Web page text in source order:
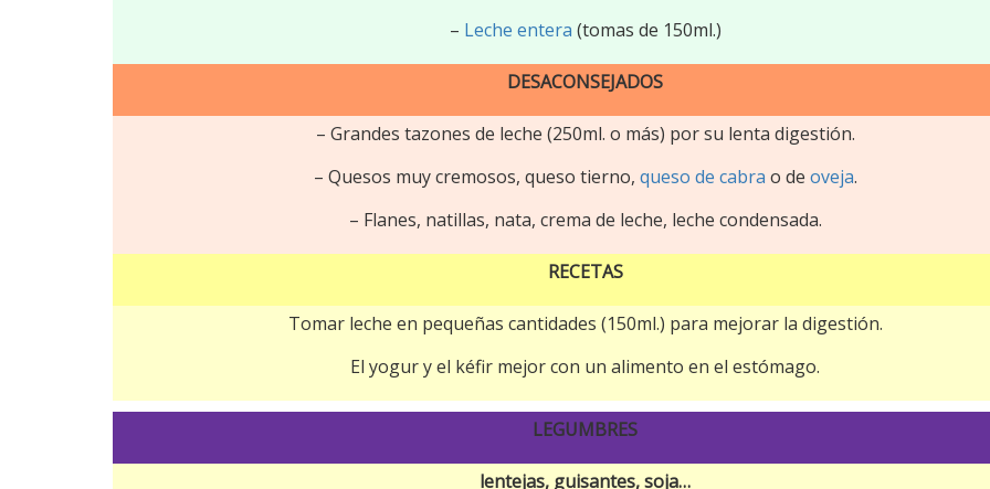
– Leche entera (tomas de 150ml.)
DESACONSEJADOS
– Grandes tazones de leche (250ml. o más) por su lenta digestión.
– Quesos muy cremosos, queso tierno, queso de cabra o de oveja.
– Flanes, natillas, nata, crema de leche, leche condensada.
RECETAS
Tomar leche en pequeñas cantidades (150ml.) para mejorar la digestión.
El yogur y el kéfir mejor con un alimento en el estómago.
LEGUMBRES
lentejas, guisantes, soja…